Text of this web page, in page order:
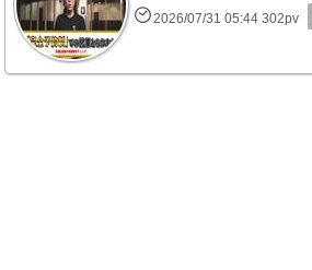
2026/07/31 05:44 302pv